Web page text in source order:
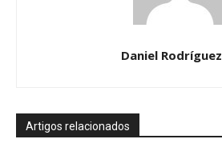
Daniel Rodríguez
Artigos relacionados